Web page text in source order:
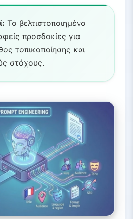
Το βελτιστοποιημένο
προσδοκίες για
τοπικοποίησης και
στόχους.